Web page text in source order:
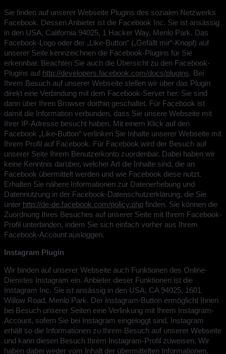
Sie finden auf unserer Webseite Plugins des sozialen Netzwerks
Facebook. Dessen Anbieter ist die Facebook Inc. Sie ist ansässig
in den USA, California 94025, 1 Hacker Way, Menlo Park. Das
Facebook-Logo oder der „Like-Button“ („Gefällt mir“-Knopf) auf
unserer Seite kennzeichnen die Facebook-Plugins für Sie
erkennbar. Beachten Sie auch die Übersicht zu den Facebook-
Plugins auf http://developers.facebook.com/docs/plugins. Bei
Ihrem Besuch auf unserer Webseite stellen wir über das Plugin
direkt eine Verbindung mit dem Facebook-Server her. Sie sind
dann über Ihren Browser dorthin geschaltet. Für Facebook ist
damit die Information verbunden, dass Sie unsere Webseite mit
Ihrer IP-Adresse besucht haben. Mit einem Klick auf den
Facebook „Like-Button“ verlinken Sie Inhalte unserer Webseite mit
Ihrem Profil auf Facebook. Für Facebook wird der Besuch auf
unserer Seite Ihrem Benutzerkonto zuordenbar. Dabei haben wir
keine Kenntnis darüber, welcher Art die Inhalte sind, die an
Facebook übermittelt werden und wie Facebook diese nutzt.
Erhalten Sie nähere Informationen zur Datenerhebung und
Datennutzung in der Facebook-Datenschutzerklärung, die Sie
unter http://de-de.facebook.com/policy.php finden. Sie können die
Zuordnung Ihres Besuches auf unserer Seite mit Ihrem Facebook-
Profil unterbinden, indem Sie sich einfach vorher aus Ihrem
Facebook-Account ausloggen.
Instagram Plugin
Wir binden auf unserer Webseite auch Funktionen des Online-
Dienstes Instagram ein. Anbieter dieser Funktionen ist die
Instagram Inc. Sie ist ansässig in den USA, CA 94025, 1601
Willow Road, Menlo Park. Der Instagram-Button ermöglicht Ihnen
bei Besuch unserer Seiten eine Verlinkung mit Ihrem Instagram-
Account, sofern Sie bei Instagram eingeloggt sind. Instagram
erhält so die Informationen zu Ihrem Besuch auf unserer Webseite
und kann diesen Besuch Ihrem Instagram-Profil zuweisen. Wir
haben dabei weder vom Inhalt der übermittelten Informationen,